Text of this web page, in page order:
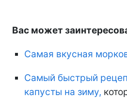
Вас может
Самая вкусная
Самый быстрый
капусты на зиму,